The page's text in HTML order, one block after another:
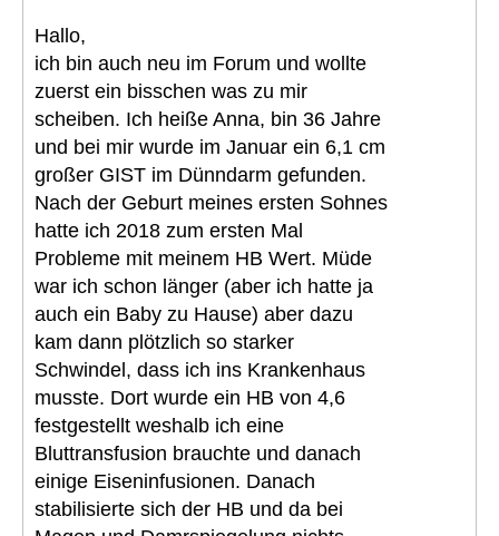
Hallo,
ich bin auch neu im Forum und wollte
zuerst ein bisschen was zu mir
scheiben. Ich heiße Anna, bin 36 Jahre
und bei mir wurde im Januar ein 6,1 cm
großer GIST im Dünndarm gefunden.
Nach der Geburt meines ersten Sohnes
hatte ich 2018 zum ersten Mal
Probleme mit meinem HB Wert. Müde
war ich schon länger (aber ich hatte ja
auch ein Baby zu Hause) aber dazu
kam dann plötzlich so starker
Schwindel, dass ich ins Krankenhaus
musste. Dort wurde ein HB von 4,6
festgestellt weshalb ich eine
Bluttransfusion brauchte und danach
einige Eiseninfusionen. Danach
stabilisierte sich der HB und da bei